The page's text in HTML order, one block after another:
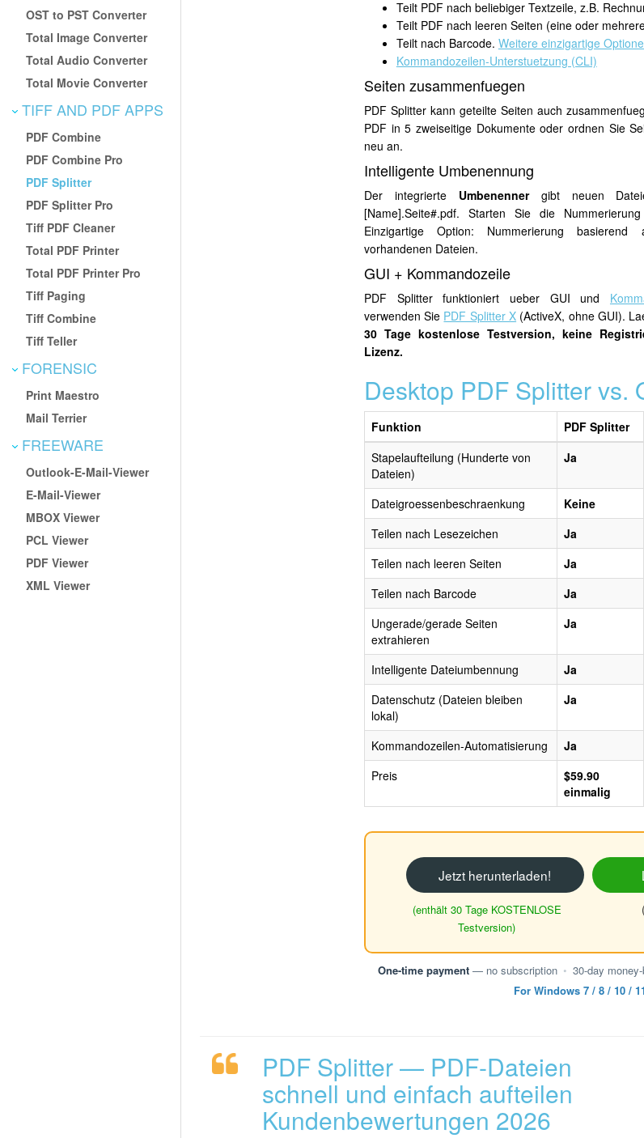
OST to PST Converter
Total Image Converter
Total Audio Converter
Total Movie Converter
TIFF AND PDF APPS
PDF Combine
PDF Combine Pro
PDF Splitter
PDF Splitter Pro
Tiff PDF Cleaner
Total PDF Printer
Total PDF Printer Pro
Tiff Paging
Tiff Combine
Tiff Teller
FORENSIC
Print Maestro
Mail Terrier
FREEWARE
Outlook-E-Mail-Viewer
E-Mail-Viewer
MBOX Viewer
PCL Viewer
PDF Viewer
XML Viewer
Teilt PDF nach beliebiger Textzeile, z.B.
Teilt PDF nach leeren Seiten (eine oder
Teilt nach Barcode. Weitere einzigartige
Kommandozeilen-Unterstuetzung (CLI)
Seiten zusammenfuegen
PDF Splitter kann geteilte Seiten auch
PDF in 5 zweiseitige Dokumente oder ordnen Sie
neu an.
Intelligente Umbenennung
Der integrierte Umbenennergibt neuen
[Name].Seite#.pdf. Starten Sie die
Einzigartige Option: Nummerierung
vorhandenen Dateien.
GUI + Kommandozeile
PDF Splitter funktioniert ueber GUI und
verwenden Sie PDF Splitter X (ActiveX, ohne GUI).
30 Tage kostenlose Testversion, keine
Lizenz.
Desktop PDF Splitter vs.
Funktion PDF Splitter
Stapelaufteilung (Hunderte von
Dateien)
Ja
Dateigroessenbeschraenkung Keine
Teilen nach Lesezeichen
Ja
Teilen nach leeren Seiten
Ja
Teilen nach Barcode
Ja
Ungerade/gerade Seiten
extrahieren
Ja
Intelligente Dateiumbennung Ja
Datenschutz (Dateien bleiben
lokal)
Ja
Kommandozeilen-Automatisierung
Ja
Preis
$59.90
einmalig
Jetzt herunterladen!
(enthält 30 Tage KOSTENLOSE
Testversion)
One-time payment— no subscription • 30-day
For Windows 7 / 8 / 10 / 11
PDF Splitter — PDF-Dateien
schnell und einfach aufteilen
Kundenbewertungen 2026